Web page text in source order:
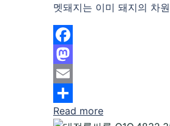
멧돼지는 이미 돼지의 차
Facebook
Mastodon
Email
Share
Read more